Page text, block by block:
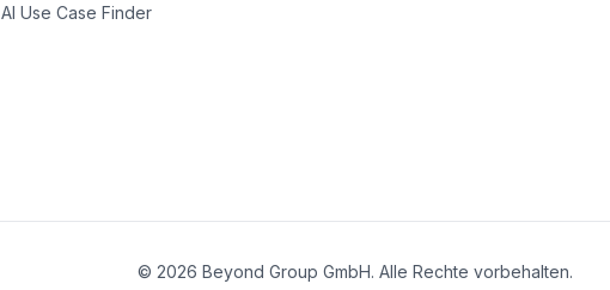
AI Use Case Finder
© 2026 Beyond Group GmbH. Alle Rechte vorbehalten.